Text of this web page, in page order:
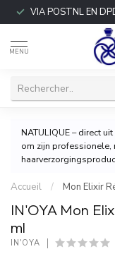
VIA POSTNL EN
MENU
NATULIQUE – direct
om zijn professionele,
Accueil / Mon Elixir
IN'OYA Mon
ml
IN'OYA